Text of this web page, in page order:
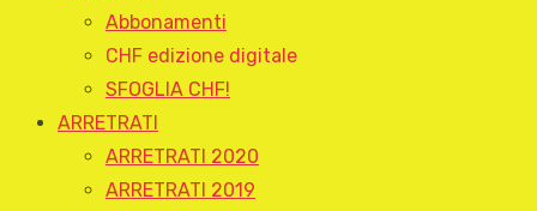
Abbonamenti
CHF edizione digitale
SFOGLIA CHF!
ARRETRATI
ARRETRATI 2020
ARRETRATI 2019